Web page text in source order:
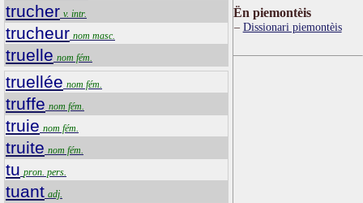
trucher v. intr.
trucheur nom masc.
truelle nom fém.
truellée nom fém.
truffe nom fém.
truie nom fém.
truite nom fém.
tu pron. pers.
tuant adj.
Ën piemontèis
Dissionari piemontèis